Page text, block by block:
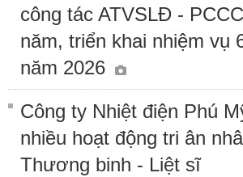
công tác ATVSLĐ -
năm, triển khai nhiệm vụ
năm 2026
Công ty Nhiệt điện Phú
nhiều hoạt động tri ân
Thương binh - Liệt sĩ